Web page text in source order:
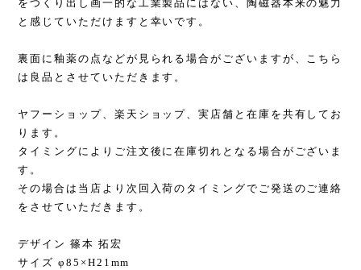
をつくり出し画一的な工業製品にはない、陶磁器本来の魅力
と感じていただけますと幸いです。
裏面に釉薬の点などが見られる場合がございますが、こちら
は良品とさせていただきます。
ヤフーショップ、楽天ショップ、実店舗と在庫を共有してお
ります。
タイミングによりご注文後に在庫切れとなる場合がございま
す。
その場合は当店より次回入荷のタイミングでご発送のご連絡
をさせていただきます。
デザイン 篠本 拓宏
サイズ φ85×H21mm